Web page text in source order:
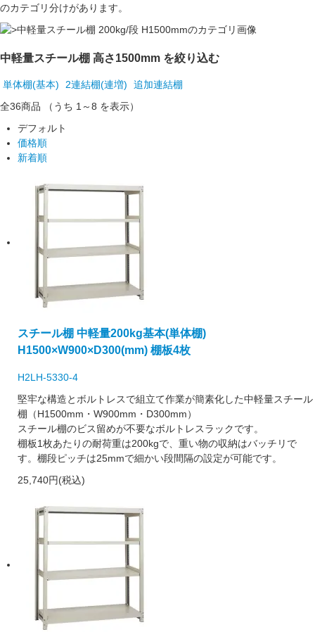
のカテゴリ分けがあります。
中軽量スチール棚 高さ1500mm を絞り込む
単体棚(基本) 2連結棚(連増)
追加連結棚
全36商品 （うち 1～8 を表示）
デフォルト
価格順
新着順
スチール棚 中軽量200kg基本(単体棚)
H1500×W900×D300(mm) 棚板4枚
H2LH-5330-4
堅牢な構造とボルトレスで組立て作業が簡素化した中軽量スチール
棚（H1500mm・W900mm・D300mm）
スチール棚のビス留めが不要なボルトレスラックです。
棚板1枚あたりの耐荷重は200kgで、重い物の収納はバッチリで
す。棚段ピッチは25mmで細かい段間隔の設定が可能です。
25,740円(税込)